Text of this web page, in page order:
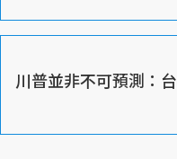
川普並非不可預測：